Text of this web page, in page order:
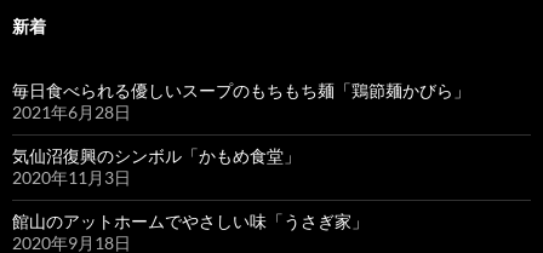
新着
毎日食べられる優しいスープのもちもち麺「鶏節麺かびら」
2021年6月28日
気仙沼復興のシンボル「かもめ食堂」
2020年11月3日
館山のアットホームでやさしい味「うさぎ家」
2020年9月18日